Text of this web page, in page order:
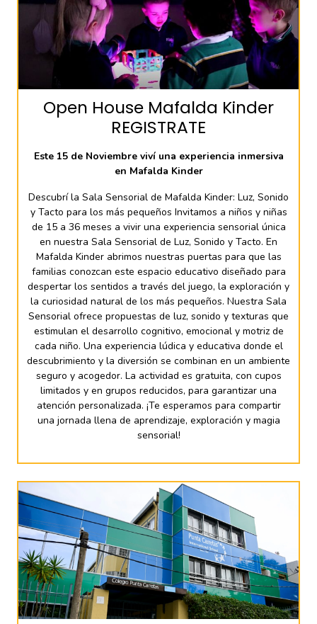
Open House Mafalda Kinder
REGISTRATE
Este 15 de Noviembre viví una experiencia inmersiva
en Mafalda Kinder
Descubrí la Sala Sensorial de Mafalda Kinder: Luz, Sonido
y Tacto para los más pequeños Invitamos a niños y niñas
de 15 a 36 meses a vivir una experiencia sensorial única
en nuestra Sala Sensorial de Luz, Sonido y Tacto. En
Mafalda Kinder abrimos nuestras puertas para que las
familias conozcan este espacio educativo diseñado para
despertar los sentidos a través del juego, la exploración y
la curiosidad natural de los más pequeños. Nuestra Sala
Sensorial ofrece propuestas de luz, sonido y texturas que
estimulan el desarrollo cognitivo, emocional y motriz de
cada niño. Una experiencia lúdica y educativa donde el
descubrimiento y la diversión se combinan en un ambiente
seguro y acogedor. La actividad es gratuita, con cupos
limitados y en grupos reducidos, para garantizar una
atención personalizada. ¡Te esperamos para compartir
una jornada llena de aprendizaje, exploración y magia
sensorial!